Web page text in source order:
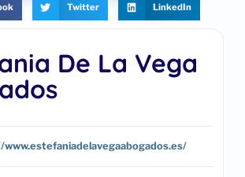
De La Vega
Twitter LinkedIn